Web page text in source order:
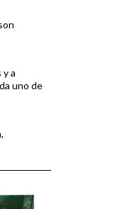
a
uno de